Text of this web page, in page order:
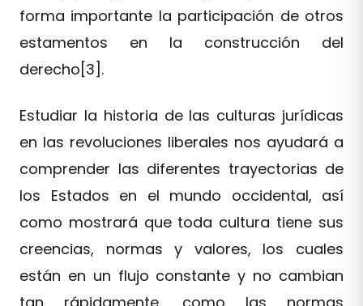
forma importante la participación de otros
estamentos en la construcción del
derecho[3].
Estudiar la historia de las culturas jurídicas
en las revoluciones liberales nos ayudará a
comprender las diferentes trayectorias de
los Estados en el mundo occidental, así
como mostrará que toda cultura tiene sus
creencias, normas y valores, los cuales
están en un flujo constante y no cambian